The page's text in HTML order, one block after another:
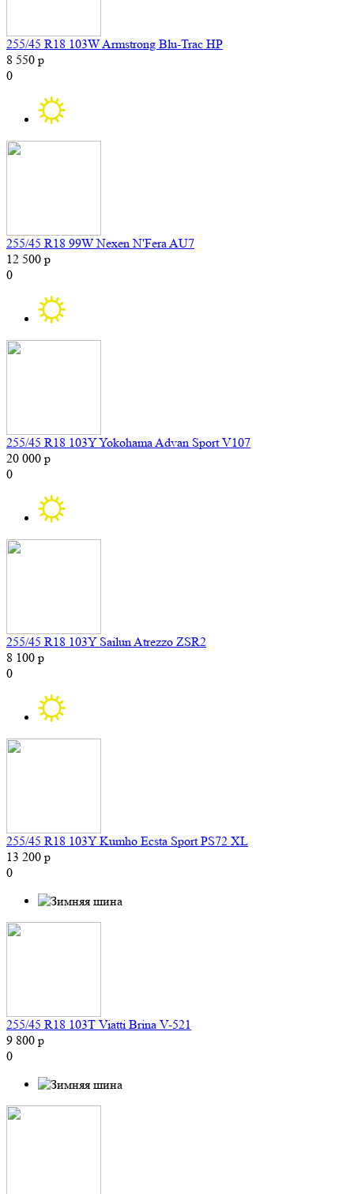
255/45 R18 103W Armstrong Blu-Trac HP
8 550 р
0
255/45 R18 99W Nexen N'Fera AU7
12 500 р
0
255/45 R18 103Y Yokohama Advan Sport V107
20 000 р
0
255/45 R18 103Y Sailun Atrezzo ZSR2
8 100 р
0
255/45 R18 103Y Kumho Ecsta Sport PS72 XL
13 200 р
0
255/45 R18 103T Viatti Brina V-521
9 800 р
0